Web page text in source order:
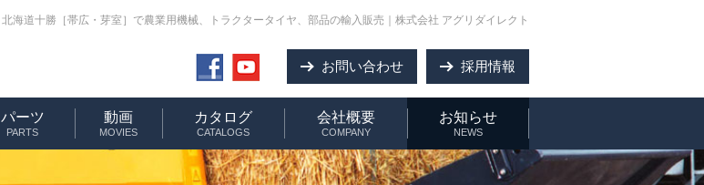
北海道十勝［帯広・芽室］で農業用機械、トラクタータイヤ、部品の輸入販売｜株式会社 アグリダイレクト
採用情報
お問い合わせ
パーツ
PARTS
動画
MOVIES
カタログ
CATALOGS
会社概要
COMPANY
お知らせ
NEWS